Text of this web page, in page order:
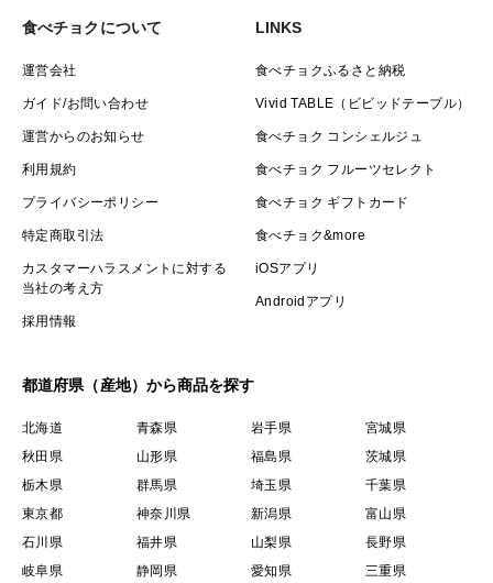
食べチョクについて
運営会社
ガイド/お問い合わせ
運営からのお知らせ
利用規約
プライバシーポリシー
特定商取引法
カスタマーハラスメントに対する
当社の考え方
採用情報
LINKS
食べチョクふるさと納税
Vivid TABLE（ビビッドテーブル）
食べチョク コンシェルジュ
食べチョク フルーツセレクト
食べチョク ギフトカード
食べチョク&more
iOSアプリ
Androidアプリ
都道府県（産地）から商品を探す
北海道 青森県 岩手県
宮城県
秋田県
山形県 福島県
茨城県
栃木県
群馬県 埼玉県
千葉県
東京都
神奈川県 新潟県
富山県
石川県
福井県 山梨県
長野県
岐阜県
静岡県 愛知県 三重県